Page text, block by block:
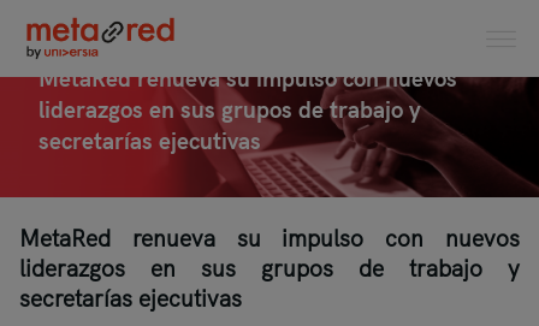
MetaRed renueva su impulso con nuevos
liderazgos en sus grupos de trabajo y
secretarías ejecutivas
MetaRed renueva su impulso con nuevos
liderazgos en sus grupos de trabajo y
secretarías ejecutivas